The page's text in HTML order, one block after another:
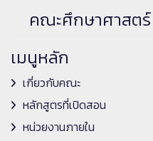
คณะศึกษาศาสต
เมนูหลัก
เกี่ยวกับคณะ
หลักสูตรที่เปิดสอน
หน่วยงานภายใน